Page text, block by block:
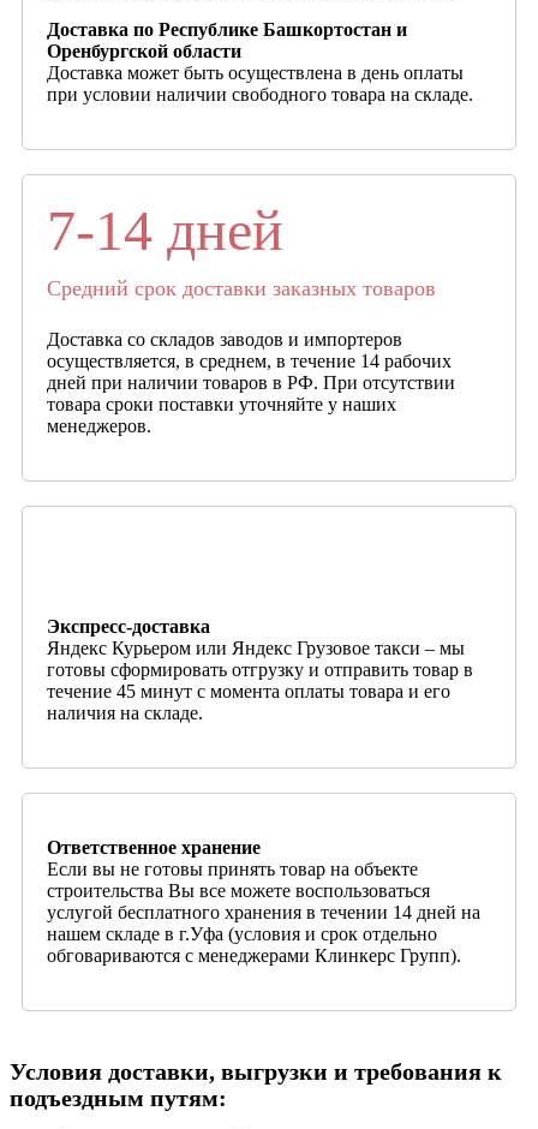
Доставка по Республике Башкортостан и
Оренбургской области
Доставка может быть осуществлена в день оплаты
при условии наличии свободного товара на складе.
7-14 дней
Средний срок доставки заказных товаров
Доставка со складов заводов и импортеров
осуществляется, в среднем, в течение 14 рабочих
дней при наличии товаров в РФ. При отсутствии
товара сроки поставки уточняйте у наших
менеджеров.
Экспресс-доставка
Яндекс Курьером или Яндекс Грузовое такси – мы
готовы сформировать отгрузку и отправить товар в
течение 45 минут с момента оплаты товара и его
наличия на складе.
Ответственное хранение
Если вы не готовы принять товар на объекте
строительства Вы все можете воспользоваться
услугой бесплатного хранения в течении 14 дней на
нашем складе в г.Уфа (условия и срок отдельно
обговариваются с менеджерами Клинкерс Групп).
Условия доставки, выгрузки и требования к
подъездным путям: